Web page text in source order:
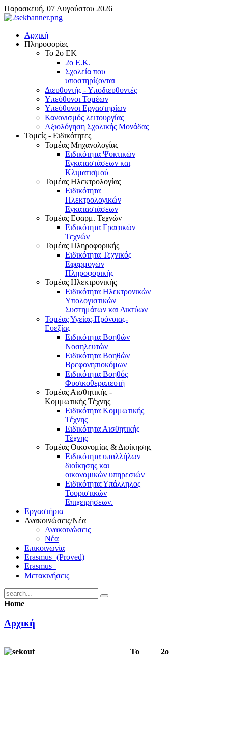
Παρασκευή, 07 Αυγούστου 2026
Αρχική
Πληροφορίες
Το 2ο ΕΚ
2ο Ε.Κ.
Σχολεία που
υποστηρίζονται
Διευθυντής - Υποδιευθυντές
Υπεύθυνοι Τομέων
Υπεύθυνοι Εργαστηρίων
Κανονισμός λειτουργίας
Αξιολόγηση Σχολικής Μονάδας
Τομείς - Ειδικότητες
Τομέας Μηχανολογίας
Ειδικότητα Ψυκτικών
Εγκαταστάσεων και
Κλιματισμού
Τομέας Ηλεκτρολογίας
Ειδικότητα
Ηλεκτρολογικών
Εγκαταστάσεων
Τομέας Εφαρμ. Τεχνών
Ειδικότητα Γραφικών
Τεχνών
Τομέας Πληροφορικής
Ειδικότητα Τεχνικός
Εφαρμογών
Πληροφορικής
Τομέας Ηλεκτρονικής
Ειδικότητα Ηλεκτρονικών
Υπολογιστικών
Συστημάτων και Δικτύων
Τομέας Υγείας-Πρόνοιας-
Ευεξίας
Ειδικότητα Βοηθών
Νοσηλευτών
Ειδικότητα Βοηθών
Βρεφονηπιοκόμων
Ειδικότητα Βοηθός
Φυσικοθεραπευτή
Τομέας Αισθητικής -
Κομμωτικής Τέχνης
Ειδικότητα Κομμωτικής
Τέχνης
Ειδικότητα Αισθητικής
Τέχνης
Τομέας Οικονομίας & Διοίκησης
Ειδικότητα υπαλλήλων
διοίκησης και
οικονομικών υπηρεσιών
Ειδικότητα:Υπάλληλος
Τουριστικών
Επιχειρήσεων.
Εργαστήρια
Ανακοινώσεις/Νέα
Ανακοινώσεις
Νέα
Επικοινωνία
Erasmus+(Proved)
Erasmus+
Μετακινήσεις
Home
Αρχική
Το 2ο